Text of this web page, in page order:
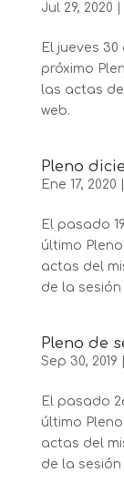
Jul 29, 2020
El jueves
próximo
las actas
web.
Pleno
Ene 17, 2020
El pasado
último
actas del
de la sesión
Pleno de
Sep 30, 2019
El pasado
último
actas del
de la sesión